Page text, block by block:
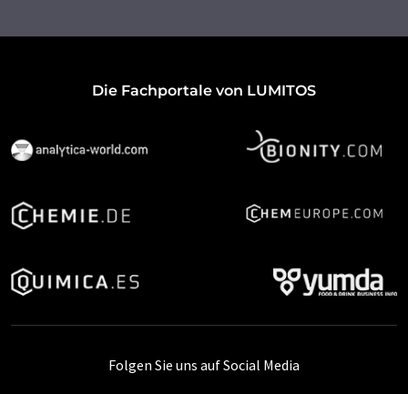
Die Fachportale von LUMITOS
Folgen Sie uns auf Social Media